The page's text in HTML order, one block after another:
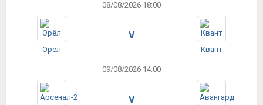
08/08/2026 18:00
Орёл
V
Квант
09/08/2026 14:00
V